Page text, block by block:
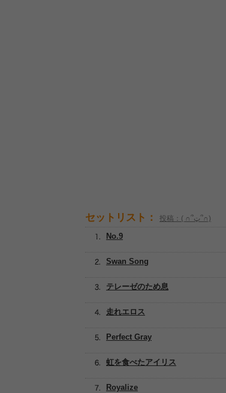
セットリスト： 投稿：( ∩՞ټ՞∩)
走れエロス
No.9
Perfect Gray
虹を食べたアイリス
Royalize
Swan Song
テレーゼのため息